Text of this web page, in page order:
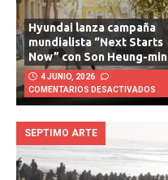
Hyundai lanza campaña
mundialista “Next Starts
Now” con Son Heung-min
4 JUNIO, 2026
COMENTARIOS DESACTIVADOS
SEPTIMO ARTE